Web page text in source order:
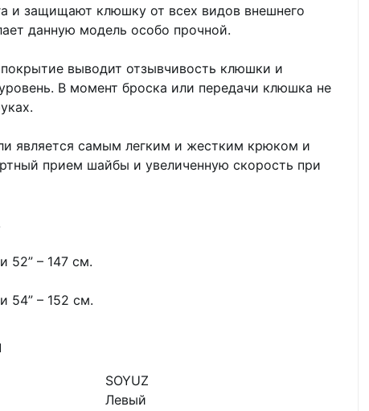
и защищают клюшку от всех видов внешнего
данную модель особо прочной.
выводит отзывчивость клюшки и
В момент броска или передачи клюшка не
является самым легким и жестким крюком и
прием шайбы и увеличенную скорость при
52” – 147 см.
54” – 152 см.
SOYUZ
Левый